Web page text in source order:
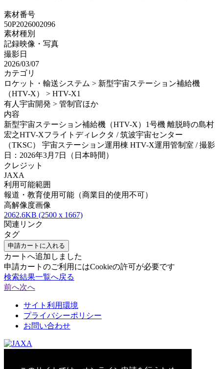
素材番号
50P2026002096
素材種別
記録映像・写真
撮影日
2026/03/07
カテゴリ
ロケット・輸送システム > 新型宇宙ステーション補給機
（HTV-X） > HTV-X1
有人宇宙開発 > 管制官ほか
内容
新型宇宙ステーション補給機（HTV-X）1号機 離脱時の島村
宏之HTV-Xフライトディレクタ / 筑波宇宙センター
（TKSC） 宇宙ステーション運用棟 HTV-X運用管制室 / 撮影
日：2026年3月7日（日本時間）
クレジット
JAXA
利用可能範囲
報道・教育使用可能（商業目的使用不可）
高解像度画像
2062.6KB (2500 x 1667)
関連リンク
タグ
申請カートに入れる
カートへ追加しました
申請カートのご利用にはCookieの許可が必要です
検索結果一覧へ戻る
前へ次へ
サイト利用環境
プライバシーポリシー
お問い合わせ